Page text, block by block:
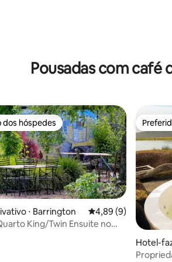
de 5, 49 avaliações
Pousadas com café
de 5, 14 avaliações
dos hóspedes
dos hóspedes
⋅ Barrington 4,89 de uma
4,89 (9)
King/Twin Ensuite no
Hotel-